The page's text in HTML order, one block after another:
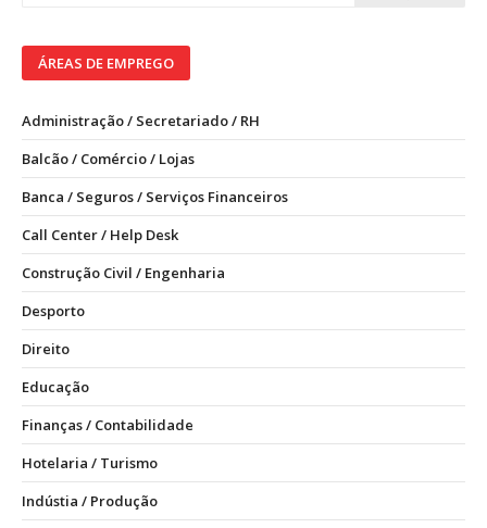
ÁREAS DE EMPREGO
Administração / Secretariado / RH
Balcão / Comércio / Lojas
Banca / Seguros / Serviços Financeiros
Call Center / Help Desk
Construção Civil / Engenharia
Desporto
Direito
Educação
Finanças / Contabilidade
Hotelaria / Turismo
Indústia / Produção